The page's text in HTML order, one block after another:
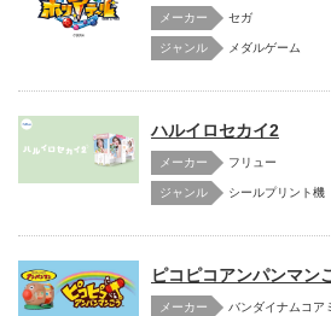
メーカー セガ
メダルゲーム
ハルイロセカイ2
メーカー フリュー
シールプリント機
ピコピコアンパンマン
メーカー バンダイナムコア